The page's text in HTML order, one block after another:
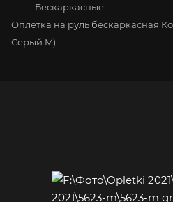
— Бескаркасные —
Оплетка на руль бескаркасная
Серый M)